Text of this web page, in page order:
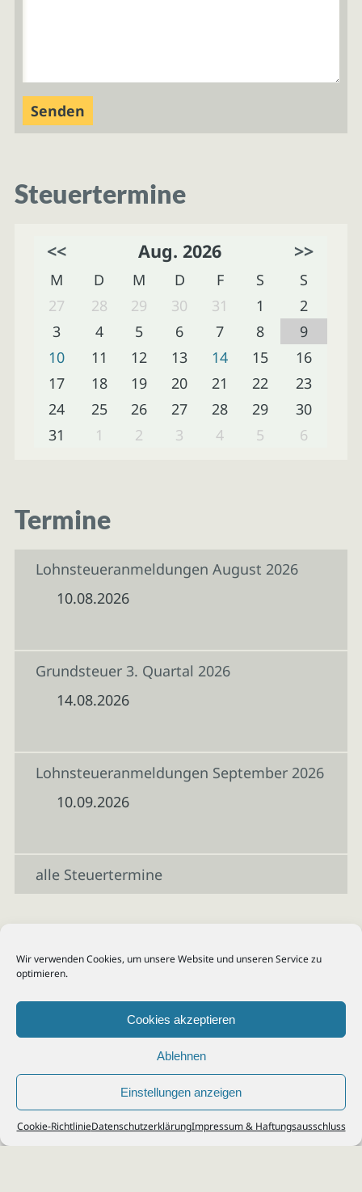
Wir verwenden Cookies, um unsere Website und unseren Service zu
optimieren.
Cookies akzeptieren
Ablehnen
Einstellungen anzeigen
Cookie-RichtlinieDatenschutzerklärungImpressum & Haftungsausschluss
Steuertermine
<< Aug. 2026 >>
M D M D F S
S
27
28 29 30 31 1
2
3
4 5 6 7 8
9
10
11 12 13 14 15
16
17
18 19 20 21 22
23
24
25 26 27 28 29
30
31
1 2 3 4 5 6
Termine
Lohnsteueranmeldungen August 2026
10.08.2026
Grundsteuer 3. Quartal 2026
14.08.2026
Lohnsteueranmeldungen September 2026
10.09.2026
alle Steuertermine
© 2026Steuerberater Kempf, Köln - Steuerberatung Poll, Porz, Deutz, Mülheim,